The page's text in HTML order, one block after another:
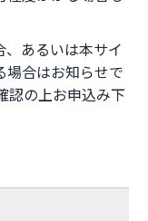
あるいは本サイ
場合はお知らせで
認の上お申込み下